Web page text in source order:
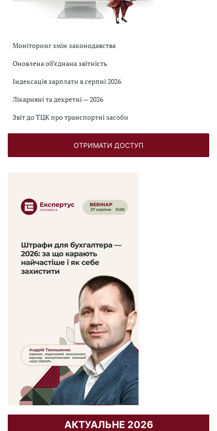
Моніторинг змін законодавства
Оновлена об’єднана звітність
Індексація зарплати в серпні 2026
Лікарняні та декретні — 2026
Звіт до ТЦК про транспортні засоби
ОТРИМАТИ ДОСТУП
АКТУАЛЬНЕ 2026